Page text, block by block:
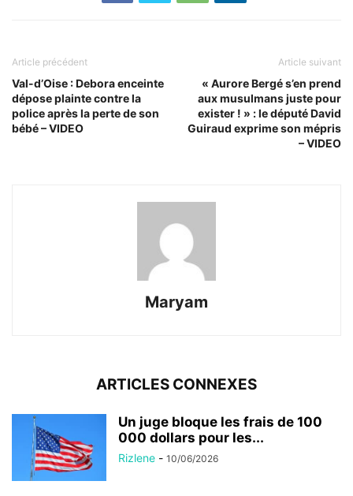
Article précédent
Val-d’Oise : Debora enceinte
dépose plainte contre la
police après la perte de son
bébé – VIDEO
Article suivant
« Aurore Bergé s’en prend
aux musulmans juste pour
exister ! » : le député David
Guiraud exprime son mépris
– VIDEO
Maryam
ARTICLES CONNEXES
Un juge bloque les frais de 100
000 dollars pour les...
Rizlene - 10/06/2026